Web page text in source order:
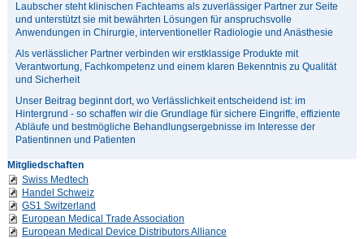
Laubscher steht klinischen Fachteams als zuverlässiger Partner zur Seite
und unterstützt sie mit bewährten Lösungen für anspruchsvolle
Anwendungen in Chirurgie, interventioneller Radiologie und Anästhesie
Als verlässlicher Partner verbinden wir erstklassige Produkte mit
Verantwortung, Fachkompetenz und einem klaren Bekenntnis zu Qualität
und Sicherheit
Unser Beitrag beginnt dort, wo Verlässlichkeit entscheidend ist: im
Hintergrund - so schaffen wir die Grundlage für sichere Eingriffe, effiziente
Abläufe und bestmögliche Behandlungsergebnisse im Interesse der
Patientinnen und Patienten
Mitgliedschaften
Swiss Medtech
Handel Schweiz
GS1 Switzerland
European Medical Trade Association
European Medical Device Distributors Alliance